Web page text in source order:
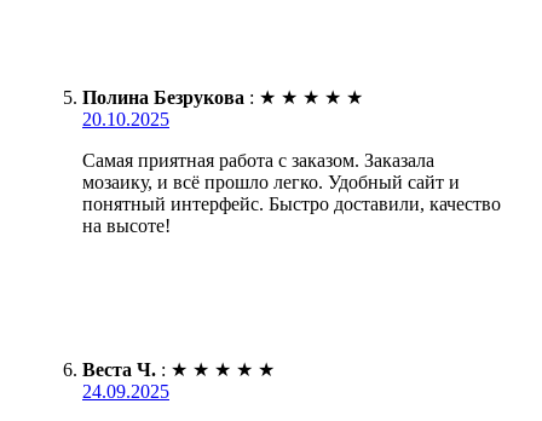
Полина Безрукова : ★ ★ ★ ★ ★
20.10.2025
Самая приятная работа с заказом. Заказала
мозаику, и всё прошло легко. Удобный сайт и
понятный интерфейс. Быстро доставили, качество
на высоте!
Веста Ч. : ★ ★ ★ ★ ★
24.09.2025